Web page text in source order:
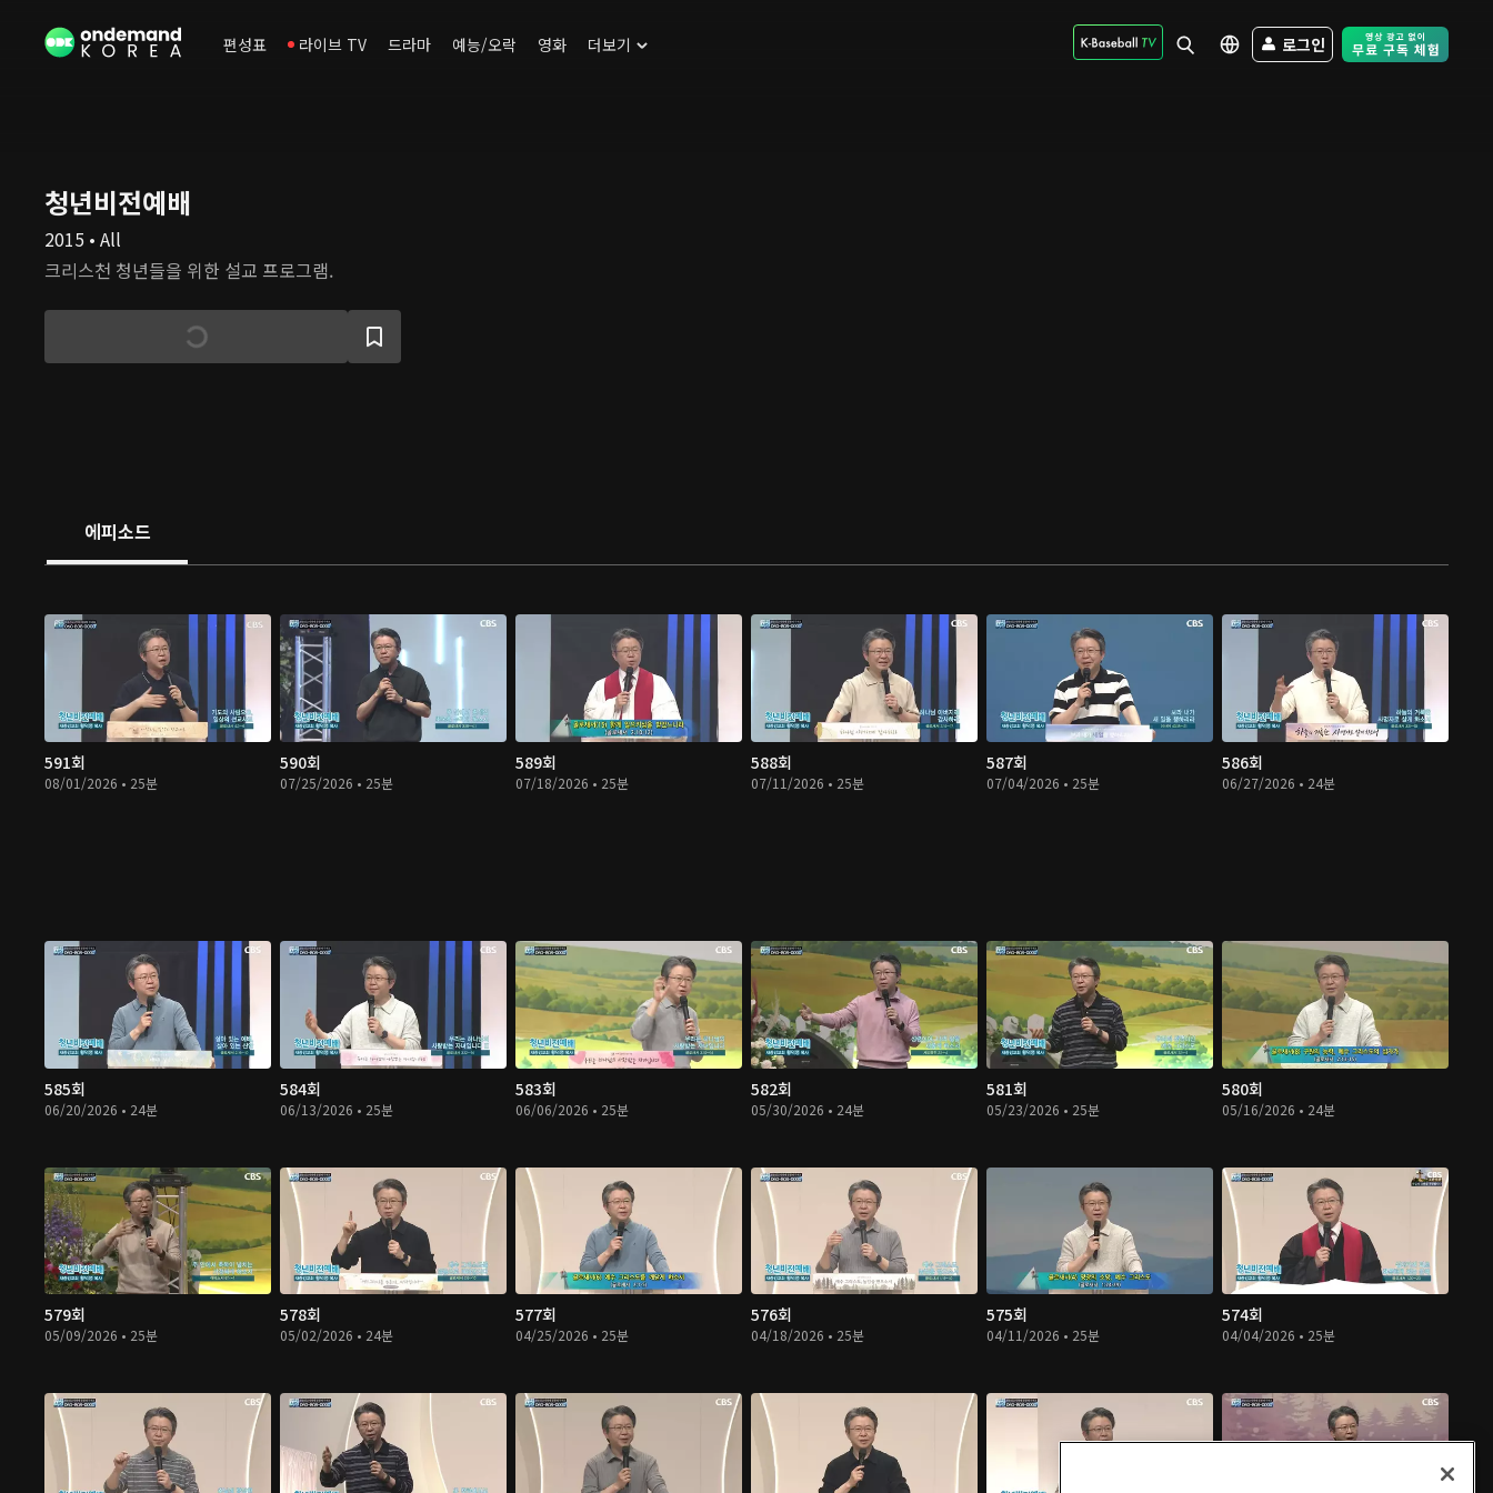
편성표 라이브 TV 드라마 예능/오락 영화 더보기 로그인 Free Trial -
청년비전예배
2015 • All
크리스천 청년들을 위한 설교 프로그램.
에피소드
591회
08/01/2026 • 25분
590회
07/25/2026 • 25분
589회
07/18/2026 • 25분
588회
07/11/2026 • 25분
587회
07/04/2026 • 25분
586회
06/27/2026 • 24분
585회
06/20/2026 • 24분
584회
06/13/2026 • 25분
583회
06/06/2026 • 25분
582회
05/30/2026 • 24분
581회
05/23/2026 • 25분
580회
05/16/2026 • 24분
579회
05/09/2026 • 25분
578회
05/02/2026 • 24분
577회
04/25/2026 • 25분
576회
04/18/2026 • 25분
575회
04/11/2026 • 25분
574회
04/04/2026 • 25분